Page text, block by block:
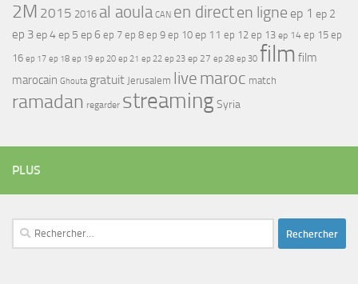
2M 2015 2016 al aoula CAN en directen ligne ep 1 ep 2
ep 3ep 4ep 5 ep 6 ep 7 ep 8 ep 9 ep 10 ep 11 ep 12 ep 13 ep 14 ep 15 ep
16 ep 17 ep 18 ep 19 ep 20 ep 21 ep 22 ep 23 ep 27 ep 28 ep 30 film film
marocain Ghouta gratuit Jerusalem live maroc match
ramadan regarder streamingSyria
PLUS
Rechercher :